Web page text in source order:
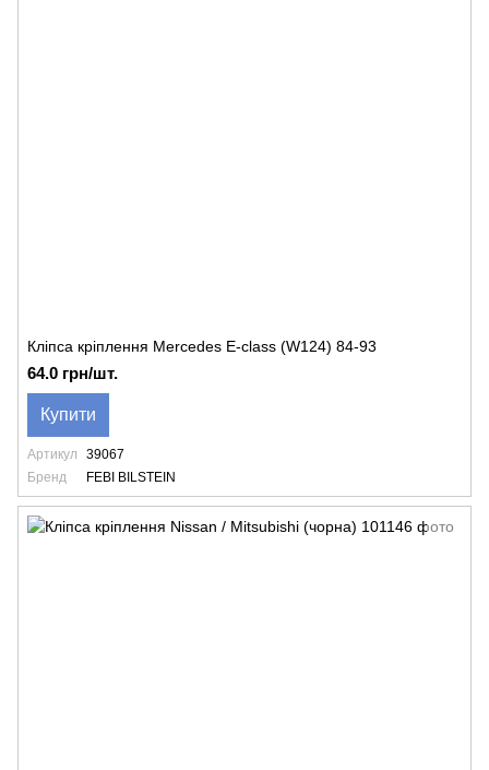
Кліпса кріплення Mercedes E-class (W124) 84-93
64.0 грн/шт.
Купити
Артикул
39067
Бренд
FEBI BILSTEIN